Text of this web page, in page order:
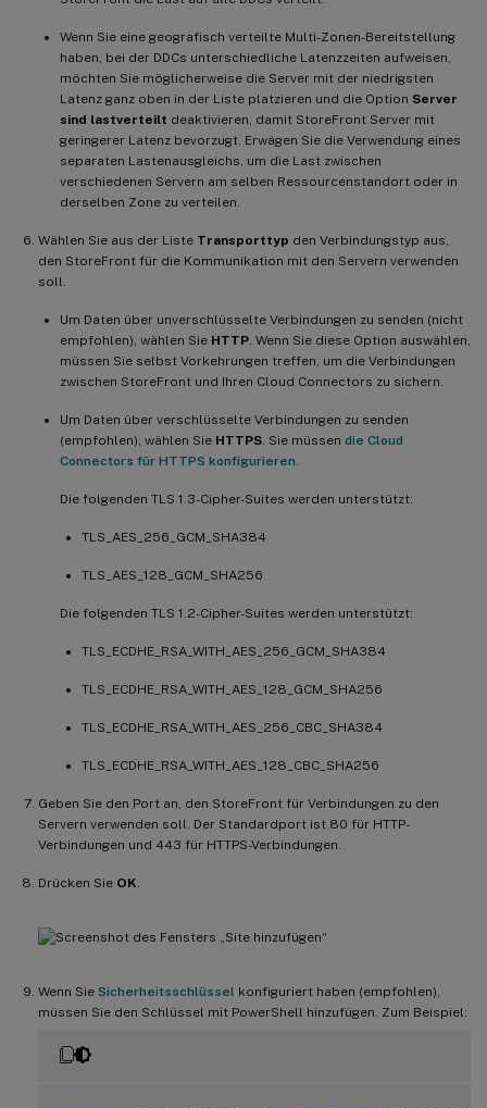
Wenn Sie eine geografisch verteilte Multi-Zonen-Bereitstellung
haben, bei der DDCs unterschiedliche Latenzzeiten aufweisen,
möchten Sie möglicherweise die Server mit der niedrigsten
Latenz ganz oben in der Liste platzieren und die Option Server
sind lastverteilt deaktivieren, damit StoreFront Server mit
geringerer Latenz bevorzugt. Erwägen Sie die Verwendung eines
separaten Lastenausgleichs, um die Last zwischen
verschiedenen Servern am selben Ressourcenstandort oder in
derselben Zone zu verteilen.
Wählen Sie aus der Liste Transporttyp den Verbindungstyp aus,
den StoreFront für die Kommunikation mit den Servern verwenden
soll.
Um Daten über unverschlüsselte Verbindungen zu senden (nicht
empfohlen), wählen Sie HTTP . Wenn Sie diese Option auswählen,
müssen Sie selbst Vorkehrungen treffen, um die Verbindungen
zwischen StoreFront und Ihren Cloud Connectors zu sichern.
Um Daten über verschlüsselte Verbindungen zu senden
(empfohlen), wählen Sie HTTPS . Sie müssen die Cloud
Connectors für HTTPS konfigurieren
Die folgenden TLS 1.3-Cipher-Suites werden unterstützt:
TLS_AES_256_GCM_SHA384
TLS_AES_128_GCM_SHA256
Die folgenden TLS 1.2-Cipher-Suites werden unterstützt:
TLS_ECDHE_RSA_WITH_AES_256_GCM_SHA384
TLS_ECDHE_RSA_WITH_AES_128_GCM_SHA256
TLS_ECDHE_RSA_WITH_AES_256_CBC_SHA384
TLS_ECDHE_RSA_WITH_AES_128_CBC_SHA256
Geben Sie den Port an, den StoreFront für Verbindungen zu den
Servern verwenden soll. Der Standardport ist 80 für HTTP-
Verbindungen und 443 für HTTPS-Verbindungen.
Drücken Sie OK
Wenn Sie Sicherheitsschlüssel konfiguriert haben (empfohlen),
müssen Sie den Schlüssel mit PowerShell hinzufügen. Zum Beispiel: